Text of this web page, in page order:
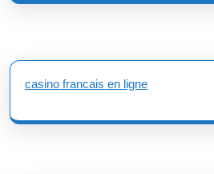
casino francais en ligne